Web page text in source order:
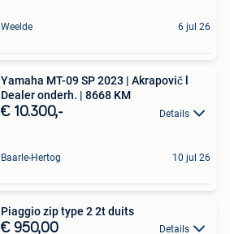
Weelde 6 jul 26
Yamaha MT-09 SP 2023 | Akrapovič l
Dealer onderh. | 8668 KM
€ 10.300,- Details
Baarle-Hertog 10 jul 26
Piaggio zip type 2 2t duits
€ 950,00 Details